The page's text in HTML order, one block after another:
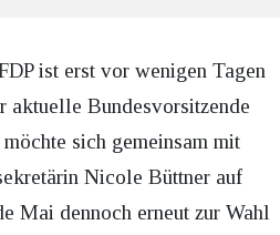
ist erst vor wenigen Tagen
aktuelle Bundesvorsitzende
sich gemeinsam mit
Nicole Büttner auf
Mai dennoch erneut zur Wahl